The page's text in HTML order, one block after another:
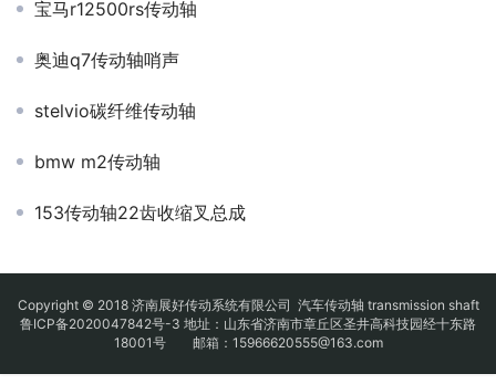
宝马r12500rs传动轴
奥迪q7传动轴哨声
stelvio碳纤维传动轴
bmw m2传动轴
153传动轴22齿收缩叉总成
Copyright © 2018 济南展好传动系统有限公司 汽车传动轴 transmission shaft
鲁ICP备2020047842号-3 地址：山东省济南市章丘区圣井高科技园经十东路
18001号 邮箱：15966620555@163.com